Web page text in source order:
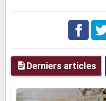
Derniers articles